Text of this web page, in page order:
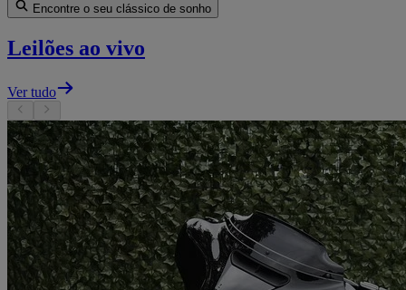
Encontre o seu clássico de sonho
Leilões ao vivo
Ver tudo